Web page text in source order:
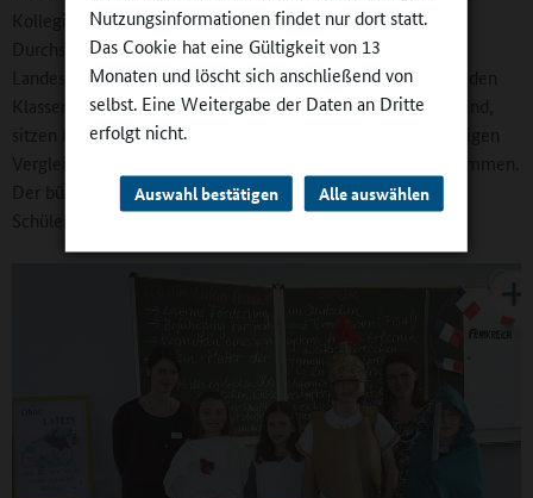
Nutzungsinformationen findet nur dort statt.
Das Cookie hat eine Gültigkeit von 13
Monaten und löscht sich anschließend von
selbst. Eine Weitergabe der Daten an Dritte
erfolgt nicht.
Auswahl bestätigen Alle auswählen
Kolleginnen und Kollegen nicht verbrenne. Mit dem
Durchschnittsalter entspricht mein Kollegium exakt dem
Landesdurchschnitt – der liegt inzwischen bei 54 Jahren. In den
Klassenzimmern, die eigentlich für 24 Schüler zugelassen sind,
sitzen heute 28 und mehr Schüler. Die Anzahl von fragwürdigen
Vergleichsarbeiten hat gerade in den letzten Jahren zugenommen.
Der bürokratische Aufwand ist immens gewachsen. Unsere
Schülerinnen und Schüler werden komplizierter.